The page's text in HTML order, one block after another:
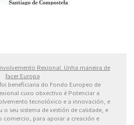
Rexional. Unha maneira de
facer Europa
beneficiaria do Fondo Europeo de
cuxo obxectivo é Potenciar a
tecnolóxico e a innovación, e
o seu sistema de xestión de calidade, e
comercio, para apoiar a creación e